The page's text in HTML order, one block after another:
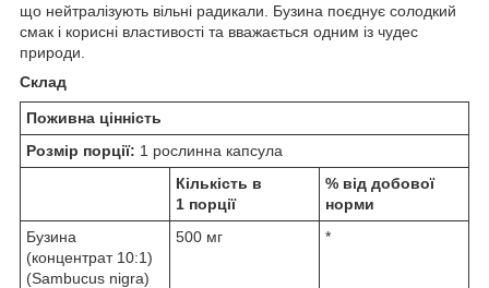
що нейтралізують вільні радикали. Бузина поєднує солодкий
смак і корисні властивості та вважається одним із чудес
природи.
Склад
Поживна цінність
Розмір порції: 1 рослинна капсула
Кількість в
1 порції
% від добової
норми
Бузина
(концентрат 10:1)
(Sambucus nigra)
500 мг *